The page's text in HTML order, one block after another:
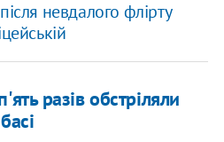
невдалого флірту
разів обстріляли